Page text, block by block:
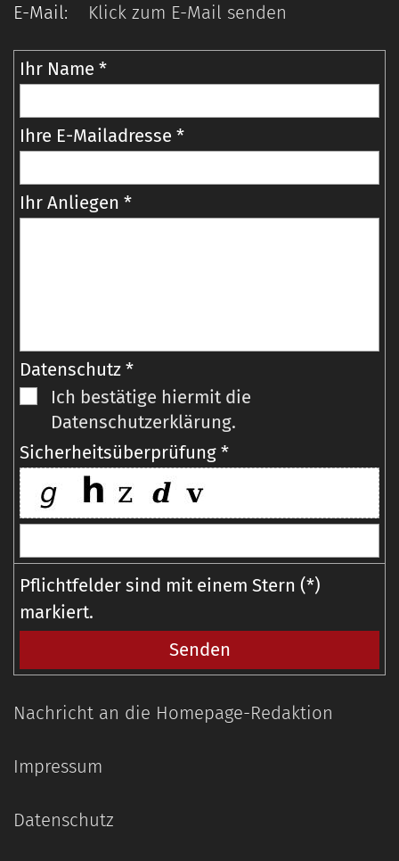
E-Mail:
Klick zum E-Mail senden
Ihr Name *
Ihre E-Mailadresse *
Ihr Anliegen *
Datenschutz *
Ich bestätige hiermit die
Datenschutzerklärung.
Sicherheitsüberprüfung *
Pflichtfelder sind mit einem Stern (*)
markiert.
Nachricht an die Homepage-Redaktion
Impressum
Datenschutz